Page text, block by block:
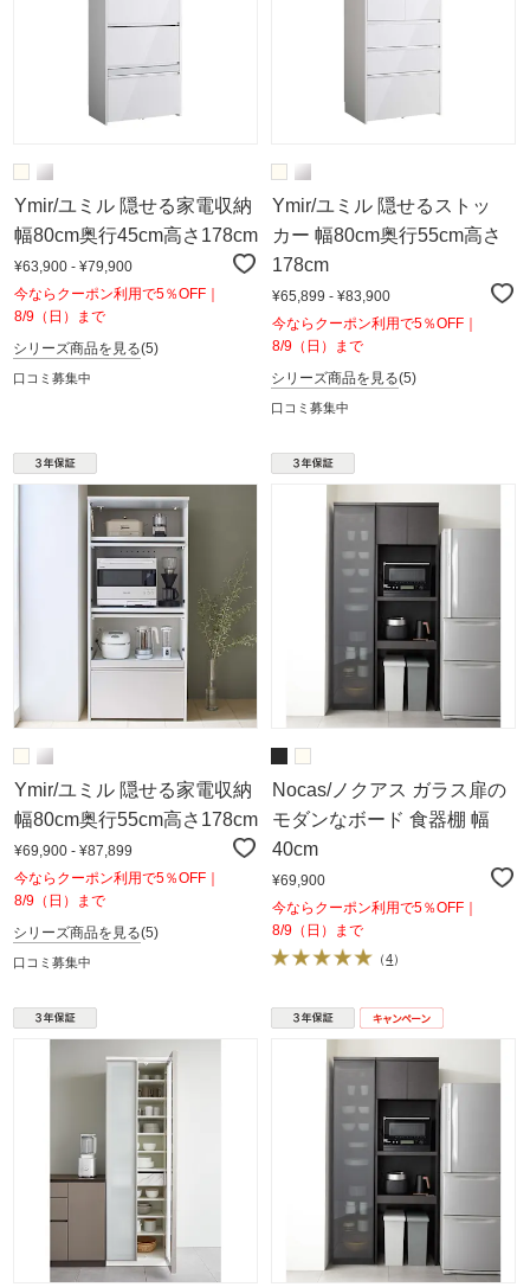
Ymir/ユミル 隠せる家電収納
幅80cm奥行45cm高さ178cm
¥63,900 - ¥79,900
今ならクーポン利用で5％OFF｜
8/9（日）まで
シリーズ商品を見る(5)
口コミ募集中
Ymir/ユミル 隠せるストッ
カー 幅80cm奥行55cm高さ
178cm
¥65,899 - ¥83,900
今ならクーポン利用で5％OFF｜
8/9（日）まで
シリーズ商品を見る(5)
口コミ募集中
Ymir/ユミル 隠せる家電収納
幅80cm奥行55cm高さ178cm
¥69,900 - ¥87,899
今ならクーポン利用で5％OFF｜
8/9（日）まで
シリーズ商品を見る(5)
口コミ募集中
Nocas/ノクアス ガラス扉の
モダンなボード 食器棚 幅
40cm
¥69,900
今ならクーポン利用で5％OFF｜
8/9（日）まで
（4）